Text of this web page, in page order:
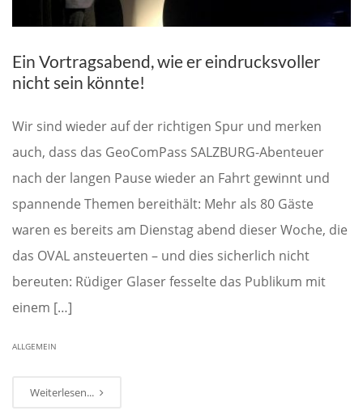
Ein Vortragsabend, wie er eindrucksvoller
nicht sein könnte!
Wir sind wieder auf der richtigen Spur und merken
auch, dass das GeoComPass SALZBURG-Abenteuer
nach der langen Pause wieder an Fahrt gewinnt und
spannende Themen bereithält: Mehr als 80 Gäste
waren es bereits am Dienstag abend dieser Woche, die
das OVAL ansteuerten – und dies sicherlich nicht
bereuten: Rüdiger Glaser fesselte das Publikum mit
einem […]
ALLGEMEIN
Weiterlesen...